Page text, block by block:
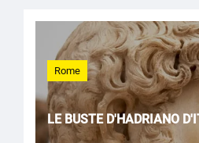
Rome
LE BUSTE D'HADRIANO